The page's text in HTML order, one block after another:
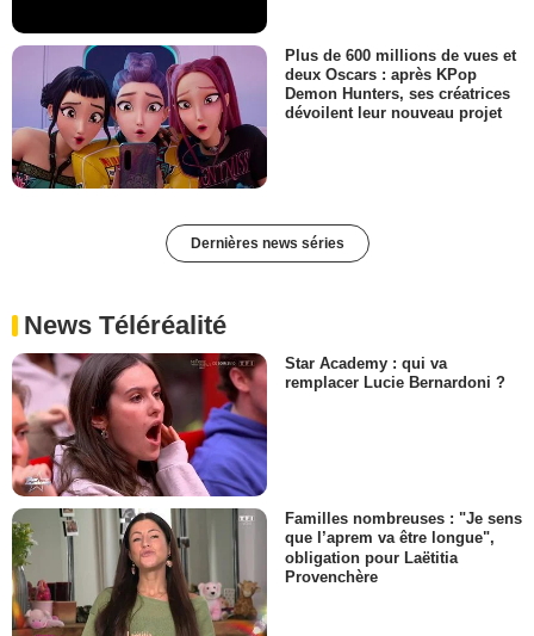
Plus de 600 millions de vues et
deux Oscars : après KPop
Demon Hunters, ses créatrices
dévoilent leur nouveau projet
Dernières news séries
News Téléréalité
Star Academy : qui va
remplacer Lucie Bernardoni ?
Familles nombreuses : "Je sens
que l’aprem va être longue",
obligation pour Laëtitia
Provenchère